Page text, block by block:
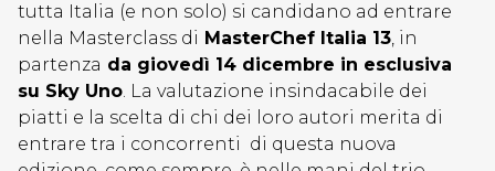
tutta Italia (e non solo) si candidano ad entrare
nella Masterclass di MasterChef Italia 13, in
partenza da giovedì 14 dicembre in esclusiva
su Sky Uno. La valutazione insindacabile dei
piatti e la scelta di chi dei loro autori merita di
entrare tra i concorrenti di questa nuova